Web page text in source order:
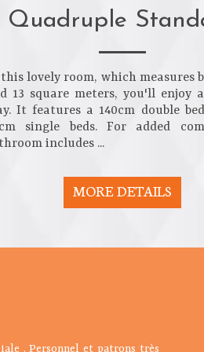
Quadruple
lovely room, which measures
13 square meters, you'll enjoy
It features a 140cm double
single beds. For added
includes ...
MORE DETAILS
est d'une grande
. Personnel et patrons très
cet établissement. Accueil et
du buffet des entrées, les